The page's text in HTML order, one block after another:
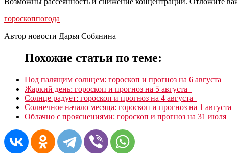
гороскоппогода
Автор новости Дарья Собянина
Похожие статьи по теме:
Под палящим солнцем: гороскоп и прогноз на 6 августа
Жаркий день: гороскоп и прогноз на 5 августа
Солнце радует: гороскоп и прогноз на 4 августа
Солнечное начало месяца: гороскоп и прогноз на 1 августа
Облачно с прояснениями: гороскоп и прогноз на 31 июля